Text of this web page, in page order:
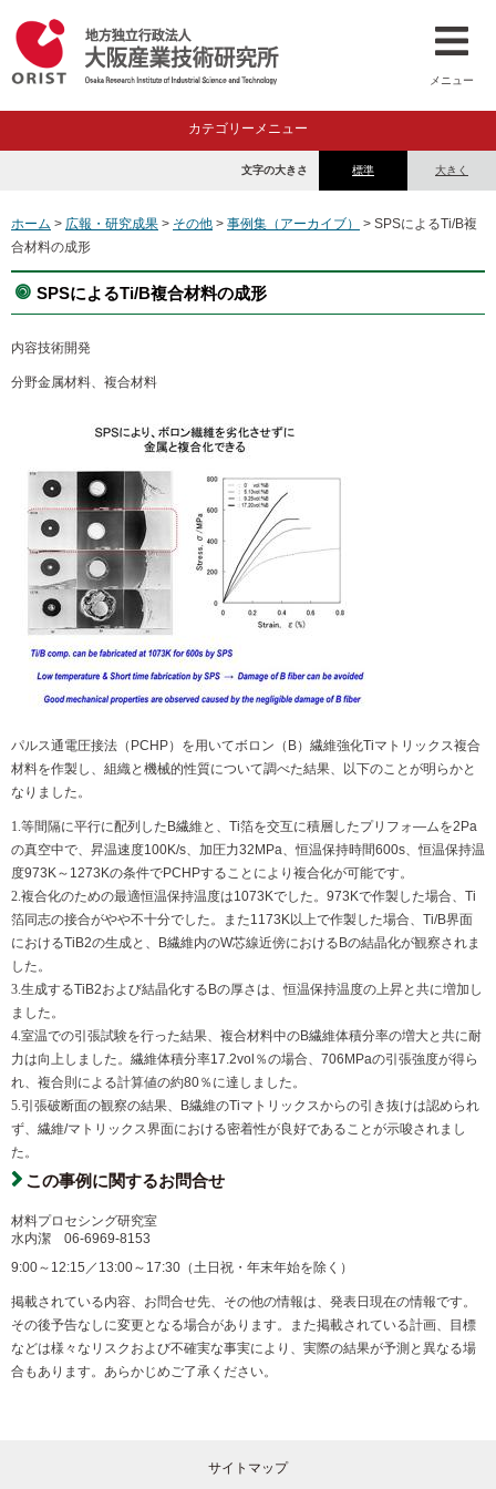
メニュー
カテゴリーメニュー
標準 大きく
文字の大きさ
ホーム > 広報・研究成果 > その他 > 事例集（アーカイブ）
> SPSによるTi/B複
合材料の成形
SPSによるTi/B複合材料の成形
内容技術開発
分野金属材料、複合材料
パルス通電圧接法（PCHP）を用いてボロン（B）繊維強化Tiマトリックス複合
材料を作製し、組織と機械的性質について調べた結果、以下のことが明らかと
なりました。
等間隔に平行に配列したB繊維と、Ti箔を交互に積層したプリフォ―ムを2Pa
の真空中で、昇温速度100K/s、加圧力32MPa、恒温保持時間600s、恒温保持温
度973K～1273Kの条件でPCHPすることにより複合化が可能です。
複合化のための最適恒温保持温度は1073Kでした。973Kで作製した場合、Ti
箔同志の接合がやや不十分でした。また1173K以上で作製した場合、Ti/B界面
におけるTiB2の生成と、B繊維内のW芯線近傍におけるBの結晶化が観察されま
した。
生成するTiB2および結晶化するBの厚さは、恒温保持温度の上昇と共に増加し
ました。
室温での引張試験を行った結果、複合材料中のB繊維体積分率の増大と共に耐
力は向上しました。繊維体積分率17.2vol％の場合、706MPaの引張強度が得ら
れ、複合則による計算値の約80％に達しました。
引張破断面の観察の結果、B繊維のTiマトリックスからの引き抜けは認められ
ず、繊維/マトリックス界面における密着性が良好であることが示唆されまし
た。
この事例に関するお問合せ
材料プロセシング研究室
水内潔 06-6969-8153
9:00～12:15／13:00～17:30（土日祝・年末年始を除く）
掲載されている内容、お問合せ先、その他の情報は、発表日現在の情報です。
その後予告なしに変更となる場合があります。また掲載されている計画、目標
などは様々なリスクおよび不確実な事実により、実際の結果が予測と異なる場
合もあります。あらかじめご了承ください。
サイトマップ